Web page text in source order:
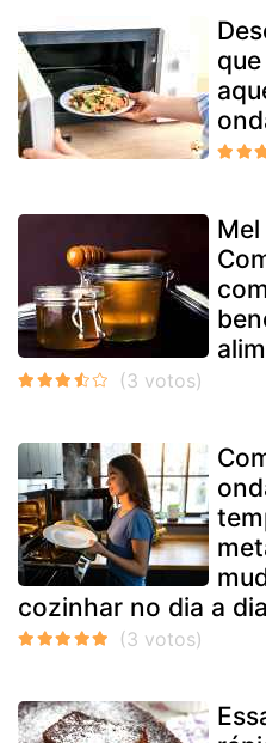
cozinhar no dia a dia